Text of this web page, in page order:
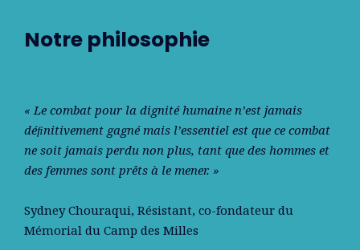
Notre philosophie
« Le combat pour la dignité humaine n’est jamais
déﬁnitivement gagné mais l’essentiel est que ce combat
ne soit jamais perdu non plus, tant que des hommes et
des femmes sont prêts à le mener. »
Sydney Chouraqui, Résistant, co-fondateur du
Mémorial du Camp des Milles